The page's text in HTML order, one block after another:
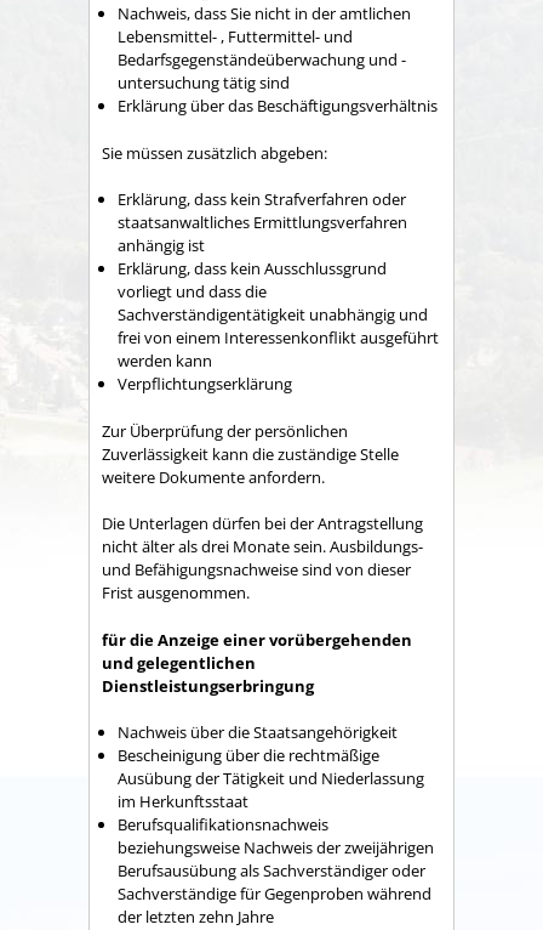
Nachweis, dass Sie nicht in der amtlichen
Lebensmittel- , Futtermittel- und
Bedarfsgegenständeüberwachung und -
untersuchung tätig sind
Erklärung über das Beschäftigungsverhältnis
Sie müssen zusätzlich abgeben:
Erklärung, dass kein Strafverfahren oder
staatsanwaltliches Ermittlungsverfahren
anhängig ist
Erklärung, dass kein Ausschlussgrund
vorliegt und dass die
Sachverständigentätigkeit unabhängig und
frei von einem Interessenkonflikt ausgeführt
werden kann
Verpflichtungserklärung
Zur Überprüfung der persönlichen
Zuverlässigkeit kann die zuständige Stelle
weitere Dokumente anfordern.
Die Unterlagen dürfen bei der Antragstellung
nicht älter als drei Monate sein. Ausbildungs-
und Befähigungsnachweise sind von dieser
Frist ausgenommen.
für die Anzeige einer vorübergehenden
und gelegentlichen
Dienstleistungserbringung
Nachweis über die Staatsangehörigkeit
Bescheinigung über die rechtmäßige
Ausübung der Tätigkeit und Niederlassung
im Herkunftsstaat
Berufsqualifikationsnachweis
beziehungsweise Nachweis der zweijährigen
Berufsausübung als Sachverständiger oder
Sachverständige für Gegenproben während
der letzten zehn Jahre